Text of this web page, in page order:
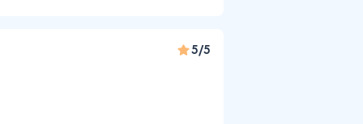
5/5